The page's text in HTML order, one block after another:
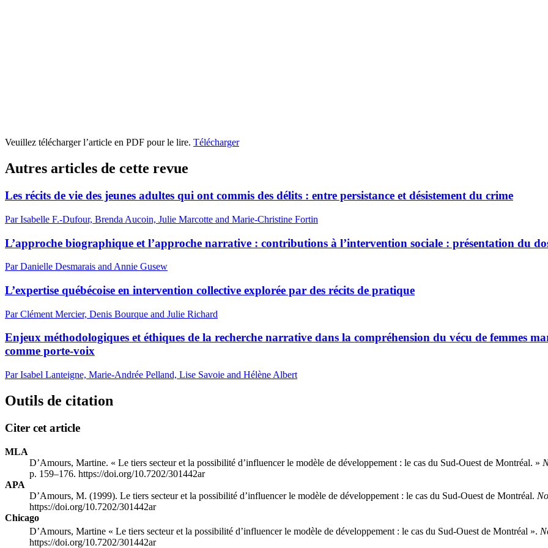
Veuillez télécharger l’article en PDF pour le lire. Télécharger
Autres articles de cette revue
Les récits de vie des jeunes adultes qui ont commis des délits : entre persistance et désistement du crime
Par Isabelle F.-Dufour, Brenda Aucoin, Julie Marcotte and Marie-Christine Fortin
L’approche biographique et l’approche narrative : contributions à l’intervention sociale : présentation du
Par Danielle Desmarais and Annie Gusew
L’expertise québécoise en intervention collective explorée par des récits de pratique
Par Clément Mercier, Denis Bourque and Julie Richard
Enjeux méthodologiques et éthiques de la recherche narrative dans la compréhension du vécu de femmes
comme porte-voix
Par Isabel Lanteigne, Marie-Andrée Pelland, Lise Savoie and Hélène Albert
Outils de citation
Citer cet article
MLA
D’Amours, Martine. « Le tiers secteur et la possibilité d’influencer le modèle de développement : le cas du Sud-Ouest de Montréal. »
p. 159–176. https://doi.org/10.7202/301442ar
APA
D’Amours, M. (1999). Le tiers secteur et la possibilité d’influencer le modèle de développement : le cas du Sud-Ouest de Montréal.
https://doi.org/10.7202/301442ar
Chicago
D’Amours, Martine « Le tiers secteur et la possibilité d’influencer le modèle de développement : le cas du Sud-Ouest de Montréal ».
https://doi.org/10.7202/301442ar